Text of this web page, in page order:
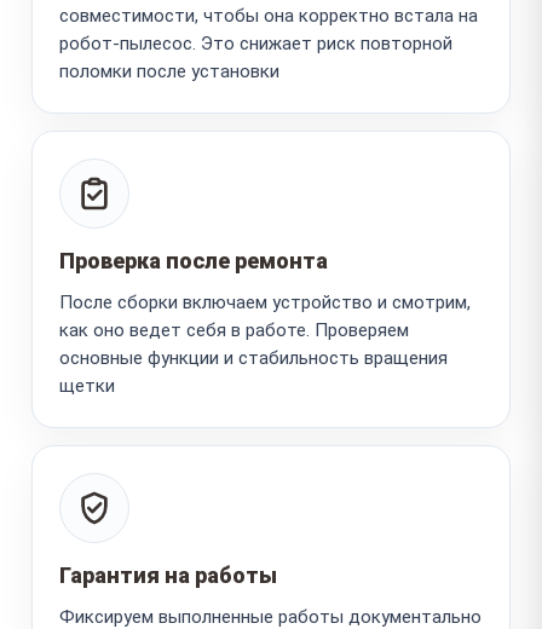
совместимости, чтобы она корректно встала на
робот-пылесос. Это снижает риск повторной
поломки после установки
Проверка после ремонта
После сборки включаем устройство и смотрим,
как оно ведет себя в работе. Проверяем
основные функции и стабильность вращения
щетки
Гарантия на работы
Фиксируем выполненные работы документально